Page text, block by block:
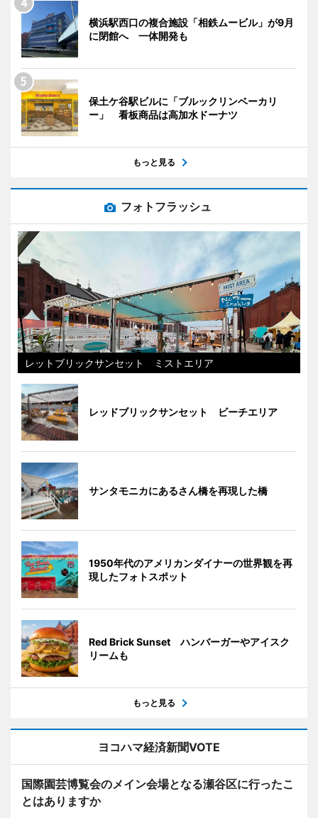
横浜駅西口の複合施設「相鉄ムービル」が9月
に閉館へ 一体開発も
保土ケ谷駅ビルに「ブルックリンベーカリ
ー」 看板商品は高加水ドーナツ
もっと見る
フォトフラッシュ
レットブリックサンセット ミストエリア
レッドブリックサンセット ビーチエリア
サンタモニカにあるさん橋を再現した橋
1950年代のアメリカンダイナーの世界観を再
現したフォトスポット
Red Brick Sunset ハンバーガーやアイスク
リームも
もっと見る
ヨコハマ経済新聞VOTE
国際園芸博覧会のメイン会場となる瀬谷区に行ったこ
とはありますか